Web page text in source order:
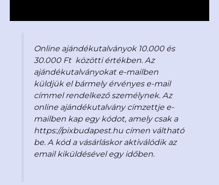
Online ajándékutalványok 10.000 és
30.000 Ft közötti értékben. Az
ajándékutalványokat e-mailben
küldjük el bármely érvényes e-mail
címmel rendelkező személynek. Az
online ajándékutalvány címzettje e-
mailben kap egy kódot, amely csak a
https://pixbudapest.hu címen váltható
be. A kód a vásárláskor aktiválódik az
email kiküldésével egy időben.